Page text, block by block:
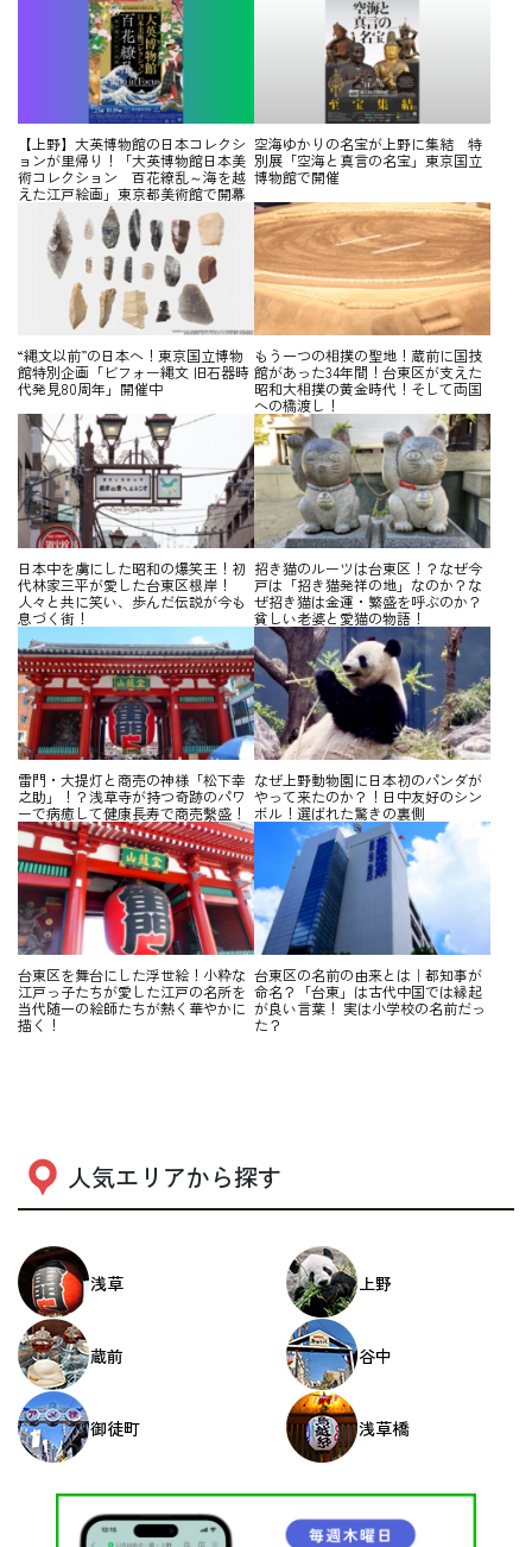
【上野】大英博物館の日本コレクシ
ョンが里帰り！「大英博物館日本美
術コレクション 百花繚乱～海を越
えた江戸絵画」東京都美術館で開幕
空海ゆかりの名宝が上野に集結 特
別展「空海と真言の名宝」東京国立
博物館で開催
“縄文以前”の日本へ！東京国立博物
館特別企画「ビフォー縄文 旧石器時
代発見80周年」開催中
もう一つの相撲の聖地！蔵前に国技
館があった34年間！台東区が支えた
昭和大相撲の黄金時代！そして両国
への橋渡し！
日本中を虜にした昭和の爆笑王！初
代林家三平が愛した台東区根岸！
人々と共に笑い、歩んだ伝説が今も
息づく街！
招き猫のルーツは台東区！？なぜ今
戸は「招き猫発祥の地」なのか？な
ぜ招き猫は金運・繁盛を呼ぶのか？
貧しい老婆と愛猫の物語！
雷門・大提灯と商売の神様「松下幸
之助」！？浅草寺が持つ奇跡のパワ
ーで病癒して健康長寿で商売繫盛！
なぜ上野動物園に日本初のパンダが
やって来たのか？！日中友好のシン
ボル！選ばれた驚きの裏側
台東区を舞台にした浮世絵！小粋な
江戸っ子たちが愛した江戸の名所を
当代随一の絵師たちが熱く華やかに
描く！
台東区の名前の由来とは｜都知事が
命名？「台東」は古代中国では縁起
が良い言葉！ 実は小学校の名前だっ
た？
人気エリアから探す
浅草 上野
蔵前 谷中
御徒町 浅草橋